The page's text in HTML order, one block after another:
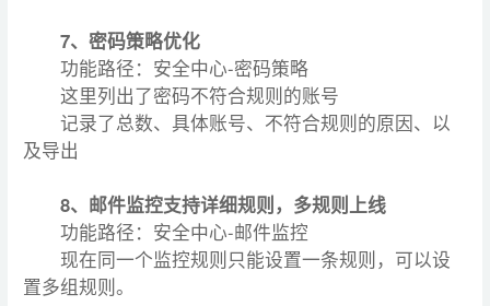
7、密码策略优化
功能路径：安全中心-密码策略
这里列出了密码不符合规则的账号
记录了总数、具体账号、不符合规则的原因、以
及导出
8、邮件监控支持详细规则，多规则上线
功能路径：安全中心-邮件监控
现在同一个监控规则只能设置一条规则，可以设
置多组规则。